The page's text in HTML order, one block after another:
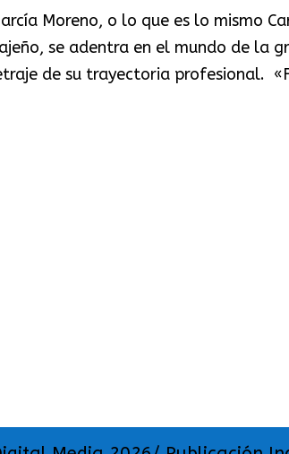
Moreno, o lo que es lo mismo
se adentra en el mundo de la
de su trayectoria profesional.